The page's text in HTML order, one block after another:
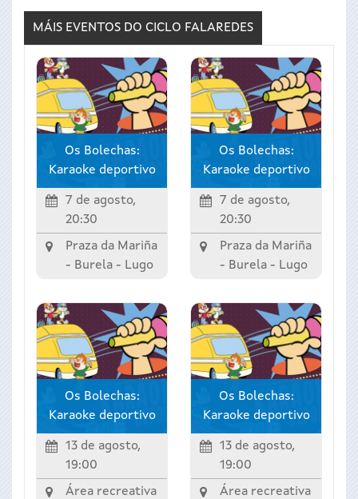
MÁIS EVENTOS DO CICLO FALAREDES
Os Bolechas:
Karaoke deportivo
7 de agosto,
20:30
Praza da Mariña
- Burela - Lugo
Os Bolechas:
Karaoke deportivo
7 de agosto,
20:30
Praza da Mariña
- Burela - Lugo
Os Bolechas:
Karaoke deportivo
13 de agosto,
19:00
Área recreativa
Os Bolechas:
Karaoke deportivo
13 de agosto,
19:00
Área recreativa